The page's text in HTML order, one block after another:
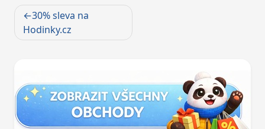
Navigace
pro
30% sleva na
Hodinky.cz